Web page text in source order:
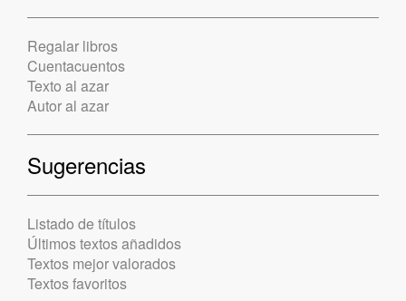
Regalar libros
Cuentacuentos
Texto al azar
Autor al azar
Sugerencias
Listado de títulos
Últimos textos añadidos
Textos mejor valorados
Textos favoritos